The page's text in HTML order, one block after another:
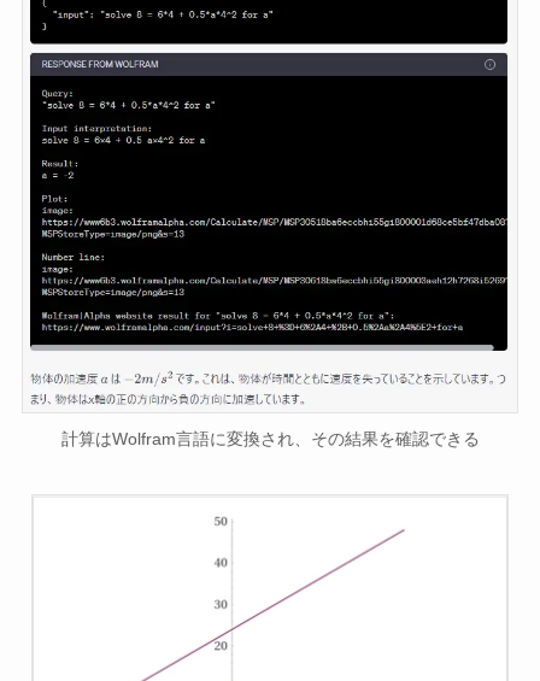
計算はWolfram言語に変換され、その結果を確認できる